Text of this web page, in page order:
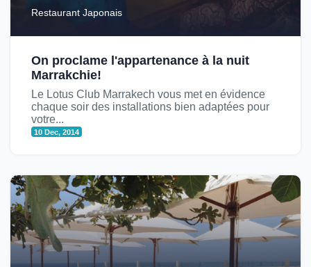
Restaurant Japonais
On proclame l'appartenance à la nuit
Marrakchie!
Le Lotus Club Marrakech vous met en évidence
chaque soir des installations bien adaptées pour
votre...
10 Dec, 2014